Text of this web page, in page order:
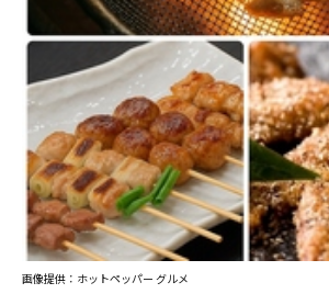
画像提供：ホットペッパー グルメ